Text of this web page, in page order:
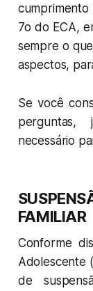
7o do ECA,
sempre o
aspectos,
Se você
necessário
FAMILIAR
Conforme
Adolescente
de